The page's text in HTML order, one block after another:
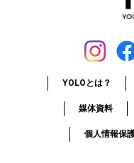
YOLOとは？
媒体資料
個人情報保